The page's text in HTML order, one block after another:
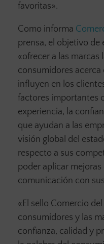
favoritas».
Como informa
prensa, el objetivo de
«ofrecer a las marcas
consumidores acerca
influyen en los
factores importantes
experiencia, la
que ayudan a las
visión global del
respecto a sus
poder aplicar
comunicación con
«El sello Comercio
consumidores y las
confianza, calidad y